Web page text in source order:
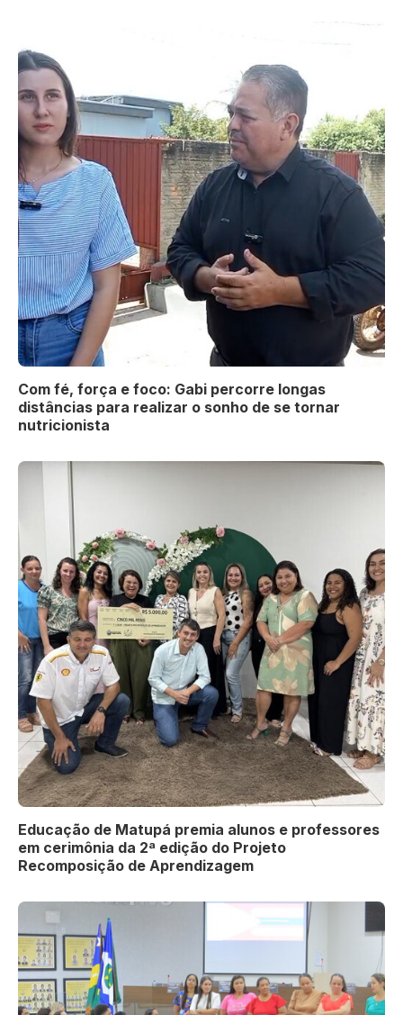
Com fé, força e foco: Gabi percorre longas
distâncias para realizar o sonho de se tornar
nutricionista
Educação de Matupá premia alunos e professores
em cerimônia da 2ª edição do Projeto
Recomposição de Aprendizagem